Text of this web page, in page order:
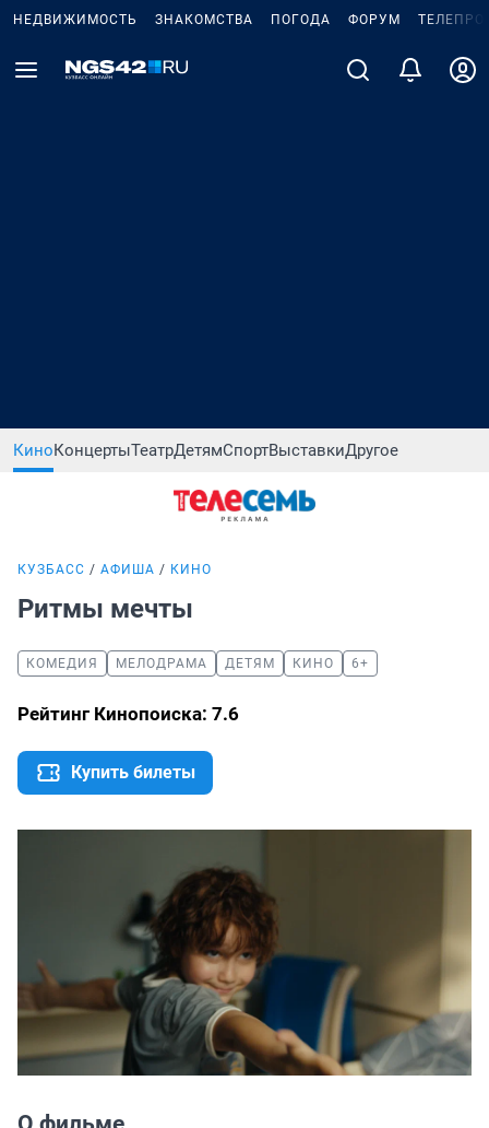
НЕДВИЖИМОСТЬ ЗНАКОМСТВА ПОГОДА ФОРУМ
КиноКонцертыТеатрДетямСпортВыставкиДругое
КУЗБАСС АФИША КИНО
Ритмы мечты
КОМЕДИЯ МЕЛОДРАМА ДЕТЯМ КИНО 6+
Рейтинг Кинопоиска: 7.6
Купить билеты